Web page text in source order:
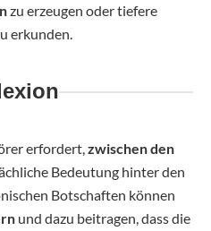
zu erzeugen oder tiefere
erkunden.
erfordert, zwischen den
Bedeutung hinter den
Botschaften können
und dazu beitragen, dass die